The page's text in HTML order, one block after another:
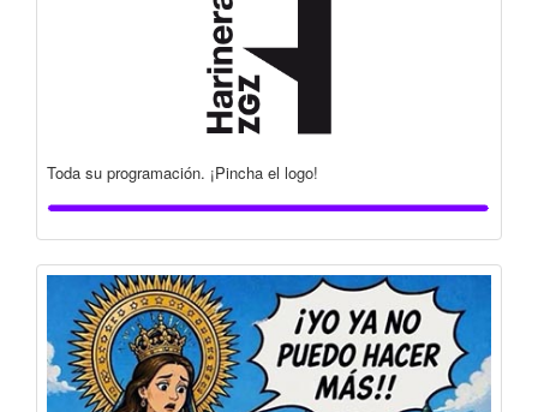
Toda su programación. ¡Pincha el logo!